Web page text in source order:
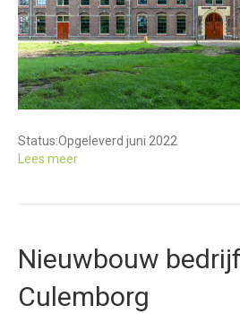
Status:Opgeleverd juni 2022
Lees meer
Nieuwbouw
Culemborg